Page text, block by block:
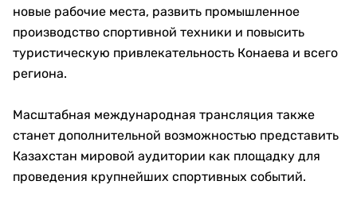
новые рабочие места, развить промышленное
производство спортивной техники и повысить
туристическую привлекательность Конаева и всего
региона.
Масштабная международная трансляция также
станет дополнительной возможностью представить
Казахстан мировой аудитории как площадку для
проведения крупнейших спортивных событий.